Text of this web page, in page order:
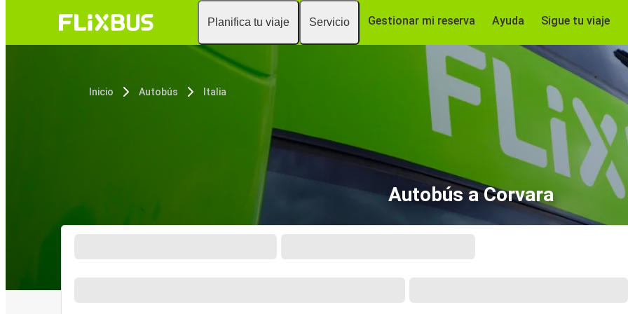
Planifica tu viaje Servicio Gestionar mi reserva Ayuda Sigue tu viaje
Inicio Autobús Italia
Autobús a Corvara